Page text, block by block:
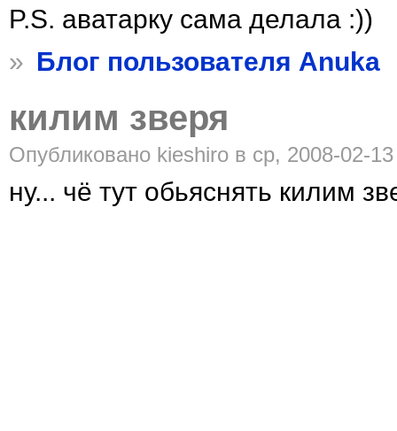
P.S. аватарку сама делала :))
» Блог пользователя Anuka
килим зверя
Опубликовано kieshiro в ср, 2008-02-
ну... чё тут обьяснять килим